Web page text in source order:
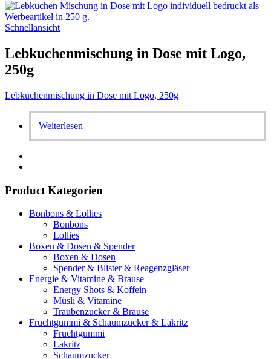
Schnellansicht
Lebkuchenmischung in Dose mit Logo,
250g
Lebkuchenmischung in Dose mit Logo, 250g
Weiterlesen
Product Kategorien
Bonbons & Lollies
Bonbons
Lollies
Boxen & Dosen & Spender
Boxen & Dosen
Spender & Blister & Reagenzgläser
Energie & Vitamine & Brause
Energy Shots & Koffein
Müsli & Vitamine
Traubenzucker & Brause
Fruchtgummi & Schaumzucker & Lakritz
Fruchtgummi
Lakritz
Schaumzucker